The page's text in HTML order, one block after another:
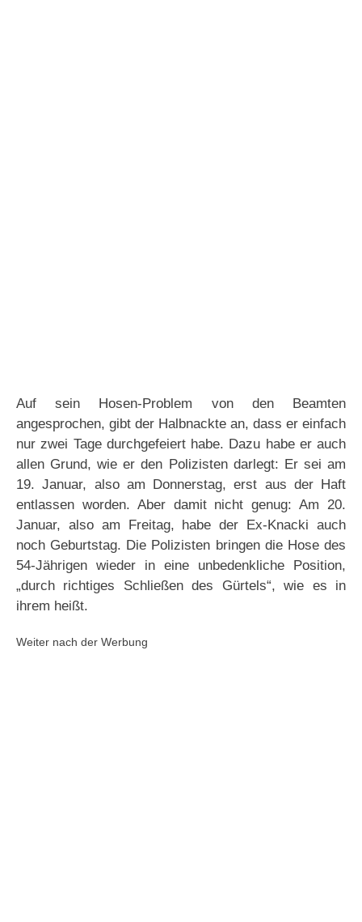
Auf sein Hosen-Problem von den Beamten
angesprochen, gibt der Halbnackte an, dass er einfach
nur zwei Tage durchgefeiert habe. Dazu habe er auch
allen Grund, wie er den Polizisten darlegt: Er sei am
19. Januar, also am Donnerstag, erst aus der Haft
entlassen worden. Aber damit nicht genug: Am 20.
Januar, also am Freitag, habe der Ex-Knacki auch
noch Geburtstag. Die Polizisten bringen die Hose des
54-Jährigen wieder in eine unbedenkliche Position,
„durch richtiges Schließen des Gürtels“, wie es in
ihrem heißt.
Weiter nach der Werbung